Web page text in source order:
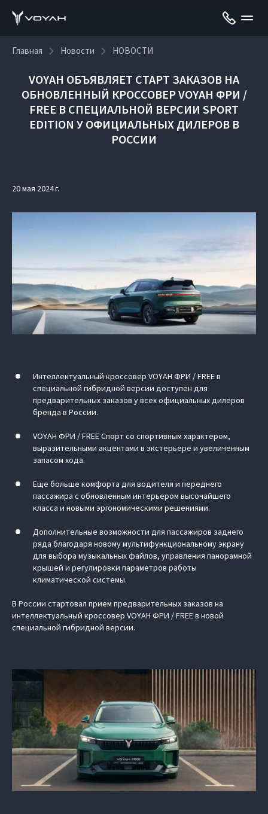
Главная Новости НОВОСТИ
VOYAH ОБЪЯВЛЯЕТ СТАРТ ЗАКАЗОВ НА
ОБНОВЛЕННЫЙ КРОССОВЕР VOYAH ФРИ /
FREE В СПЕЦИАЛЬНОЙ ВЕРСИИ SPORT
EDITION У ОФИЦИАЛЬНЫХ ДИЛЕРОВ В
РОССИИ
20 мая 2024 г.
Интеллектуальный кроссовер VOYAH ФРИ / FREE в
специальной гибридной версии доступен для
предварительных заказов у всех официальных дилеров
бренда в России.
VOYAH ФРИ / FREE Спорт со спортивным характером,
выразительными акцентами в экстерьере и увеличенным
запасом хода.
Еще больше комфорта для водителя и переднего
пассажира с обновленным интерьером высочайшего
класса и новыми эргономическими решениями.
Дополнительные возможности для пассажиров заднего
ряда благодаря новому мультифункциональному экрану
для выбора музыкальных файлов, управления панорамной
крышей и регулировки параметров работы
климатической системы.
В России стартовал прием предварительных заказов на
интеллектуальный кроссовер VOYAH ФРИ / FREE в новой
специальной гибридной версии.